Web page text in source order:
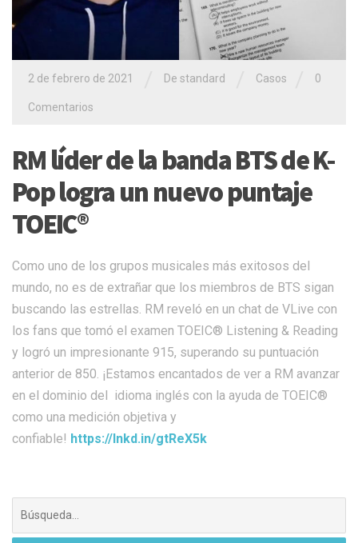
2 de febrero de 2021 De standard Casos 0
Comentarios
RM líder de la banda BTS de K-
Pop logra un nuevo puntaje
TOEIC®
Como uno de los grupos musicales más exitosos del
mundo, no es de extrañar que los miembros de BTS sigan
buscando las estrellas. RM reveló en un chat de VLive con
los fans que tomó el examen TOEIC® Listening & Reading
y logró un impresionante 915, superando su puntuación
anterior de 850. ¡Estamos encantados de ver a RM avanzar
en el dominio del idioma inglés con la ayuda de TOEIC®
como una medición objetiva y
confiable! https://lnkd.in/gtReX5k